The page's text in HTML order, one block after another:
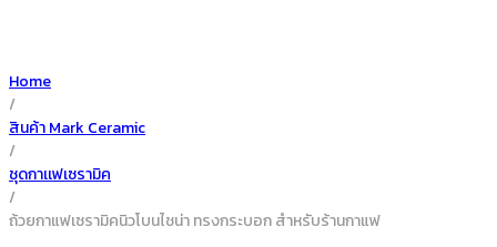
Home
/
สินค้า Mark Ceramic
/
ชุดกาเเฟเซรามิค
/
ถ้วยกาแฟเซรามิคนิวโบนไชน่า ทรงกระบอก สำหรับร้านกาแฟ